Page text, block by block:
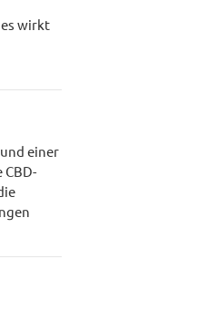
es wirkt
einer